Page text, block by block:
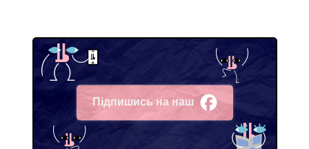
Підпишись на наш
Facebook